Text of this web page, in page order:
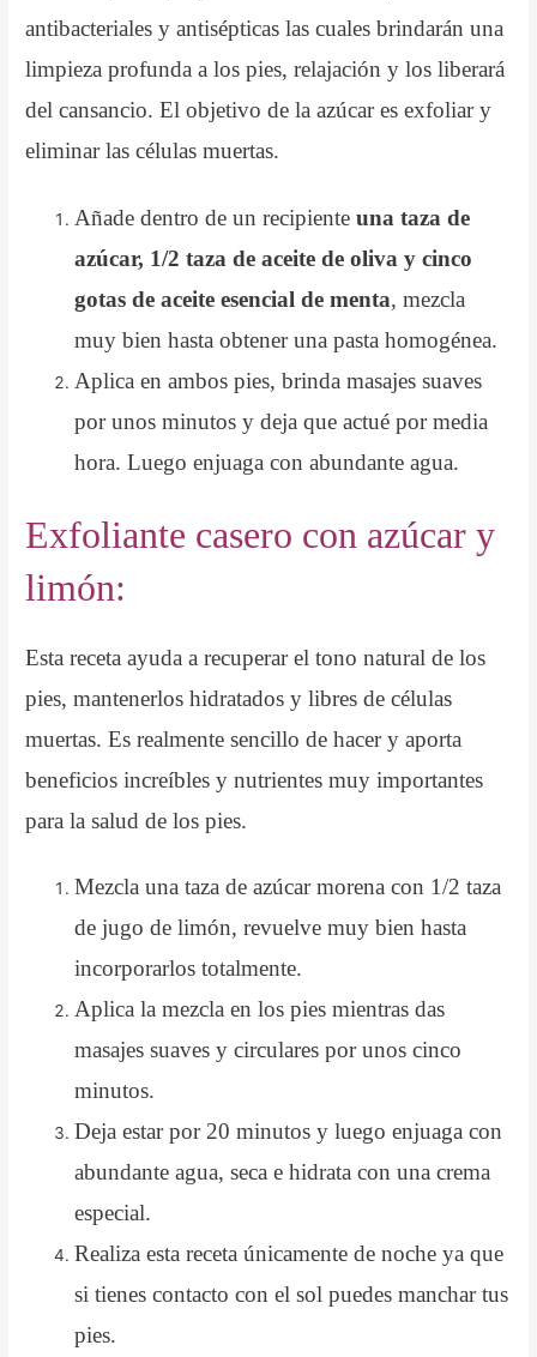
antibacteriales y antisépticas las cuales brindarán una
limpieza profunda a los pies, relajación y los liberará
del cansancio. El objetivo de la azúcar es exfoliar y
eliminar las células muertas.
Añade dentro de un recipienteuna taza de
azúcar, 1/2 taza de aceite de oliva y cinco
gotas de aceite esencial de menta, mezcla
muy bien hasta obtener una pasta homogénea.
Aplica en ambos pies, brinda masajes suaves
por unos minutos y deja que actué por media
hora. Luego enjuaga con abundante agua.
Exfoliante casero con azúcar y
limón:
Esta receta ayuda a recuperar el tono natural de los
pies, mantenerlos hidratados y libres de células
muertas. Es realmente sencillo de hacer y aporta
beneficios increíbles y nutrientes muy importantes
para la salud de los pies.
Mezcla una taza de azúcar morena con 1/2 taza
de jugo de limón, revuelve muy bien hasta
incorporarlos totalmente.
Aplica la mezcla en los pies mientras das
masajes suaves y circulares por unos cinco
minutos.
Deja estar por 20 minutos y luego enjuaga con
abundante agua, seca e hidrata con una crema
especial.
Realiza esta receta únicamente de noche ya que
si tienes contacto con el sol puedes manchar tus
pies.